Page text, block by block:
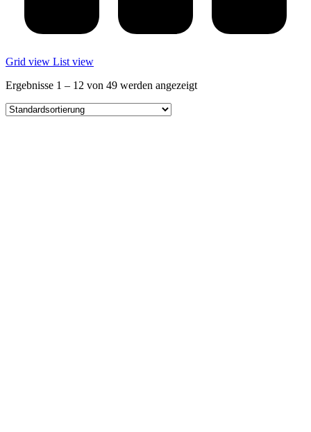
Grid view List view
Ergebnisse 1 – 12 von 49 werden angezeigt